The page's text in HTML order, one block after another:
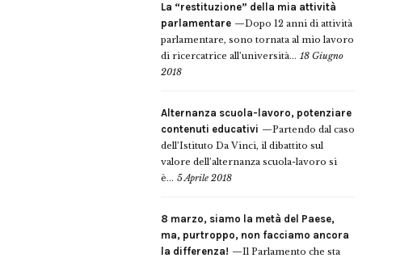
La “restituzione” della mia attività
parlamentare
Dopo 12 anni di attività
parlamentare, sono tornata al mio lavoro
di ricercatrice all’università... 18 Giugno
2018
Alternanza scuola-lavoro, potenziare
contenuti educativi
Partendo dal caso
dell’Istituto Da Vinci, il dibattito sul
valore dell’alternanza scuola-lavoro si
è... 5 Aprile 2018
8 marzo, siamo la metà del Paese,
ma, purtroppo, non facciamo ancora
la differenza!
Il Parlamento che sta